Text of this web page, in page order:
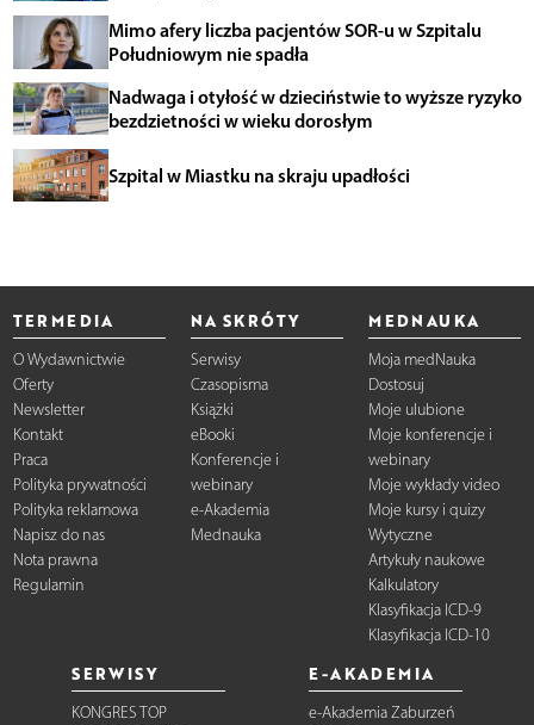
Mimo afery liczba pacjentów SOR-u w Szpitalu
Południowym nie spadła
Nadwaga i otyłość w dzieciństwie to wyższe ryzyko
bezdzietności w wieku dorosłym
Szpital w Miastku na skraju upadłości
TERMEDIA
O Wydawnictwie
Oferty
Newsletter
Kontakt
Praca
Polityka prywatności
Polityka reklamowa
Napisz do nas
Nota prawna
Regulamin
NA SKRÓTY
Serwisy
Czasopisma
Książki
eBooki
Konferencje i
webinary
e-Akademia
Mednauka
MEDNAUKA
Moja medNauka
Dostosuj
Moje ulubione
Moje konferencje i
webinary
Moje wykłady video
Moje kursy i quizy
Wytyczne
Artykuły naukowe
Kalkulatory
Klasyfikacja ICD-9
Klasyfikacja ICD-10
SERWISY
KONGRES TOP
E-AKADEMIA
e-Akademia Zaburzeń